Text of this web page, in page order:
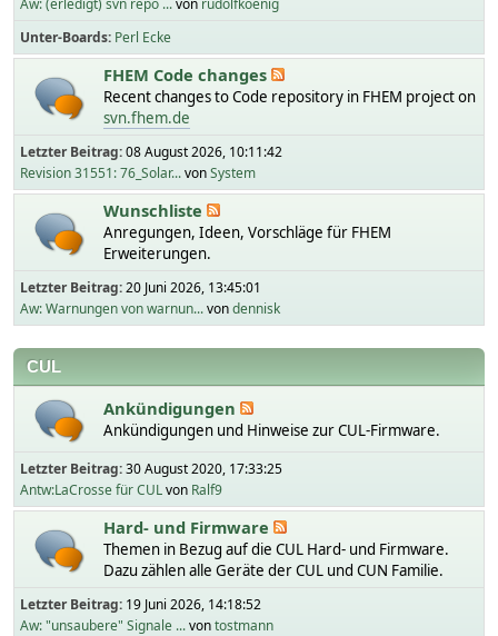
Aw: (erledigt) svn repo ...von rudolfkoenig
Unter-Boards Perl Ecke
FHEM Code changes
Recent changes to Code repository in FHEM project on
svn.fhem.de
Letzter Beitrag:08 August 2026, 10:11:42
Revision 31551: 76_Solar...vonSystem
Wunschliste
Anregungen, Ideen, Vorschläge für FHEM
Erweiterungen.
Letzter Beitrag:20 Juni 2026, 13:45:01
Aw: Warnungen von warnun...vondennisk
CUL
Ankündigungen
Ankündigungen und Hinweise zur CUL-Firmware.
Letzter Beitrag:30 August 2020, 17:33:25
Antw:LaCrosse für CULvon Ralf9
Hard- und Firmware
Themen in Bezug auf die CUL Hard- und Firmware.
Dazu zählen alle Geräte der CUL und CUN Familie.
Letzter Beitrag: 19 Juni 2026, 14:18:52
Aw: "unsaubere" Signale ...vontostmann